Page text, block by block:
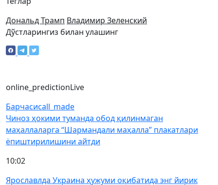
Дональд Трамп Владимир Зеленский
Дўстларингиз билан улашинг
online_predictionLive
Барчасиcall_made
Чиноз ҳокими туманда обод қилинмаган
маҳаллаларга “Шармандали маҳалла” плакатлари
ёпиштирилишини айтди
10:02
Ярославлда Украина ҳужуми оқибатида энг йирик